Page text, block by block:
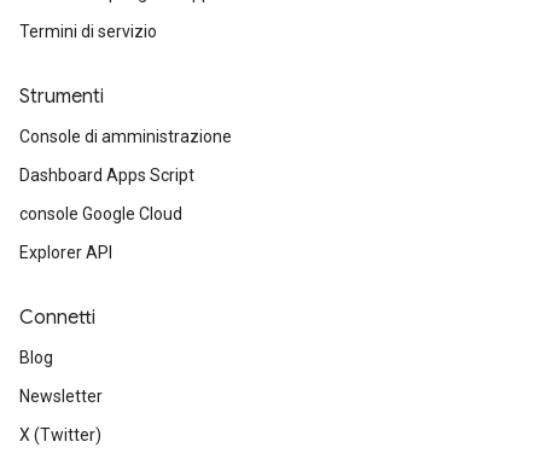
Termini di servizio
Strumenti
Console di amministrazione
Dashboard Apps Script
console Google Cloud
Explorer API
Connetti
Blog
Newsletter
X (Twitter)